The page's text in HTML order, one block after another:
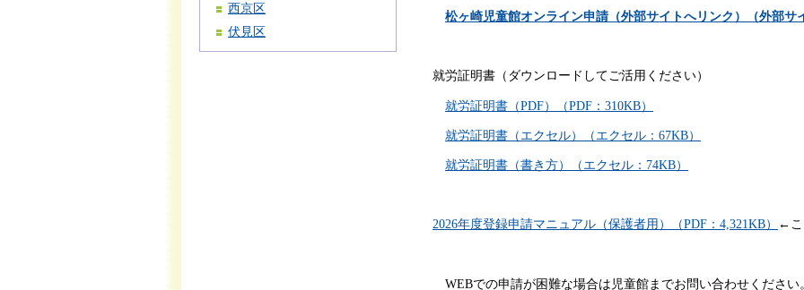
西京区
伏見区
松ヶ崎児童館オンライン申請（外部サイトへリンク）（外部サ
就労証明書（ダウンロードしてご活用ください）
就労証明書（PDF）（PDF：310KB）
就労証明書（エクセル）（エクセル：67KB）
就労証明書（書き方）（エクセル：74KB）
2026年度登録申請マニュアル（保護者用）（PDF：4,321KB） ←こ
WEBでの申請が困難な場合は児童館までお問い合わせください